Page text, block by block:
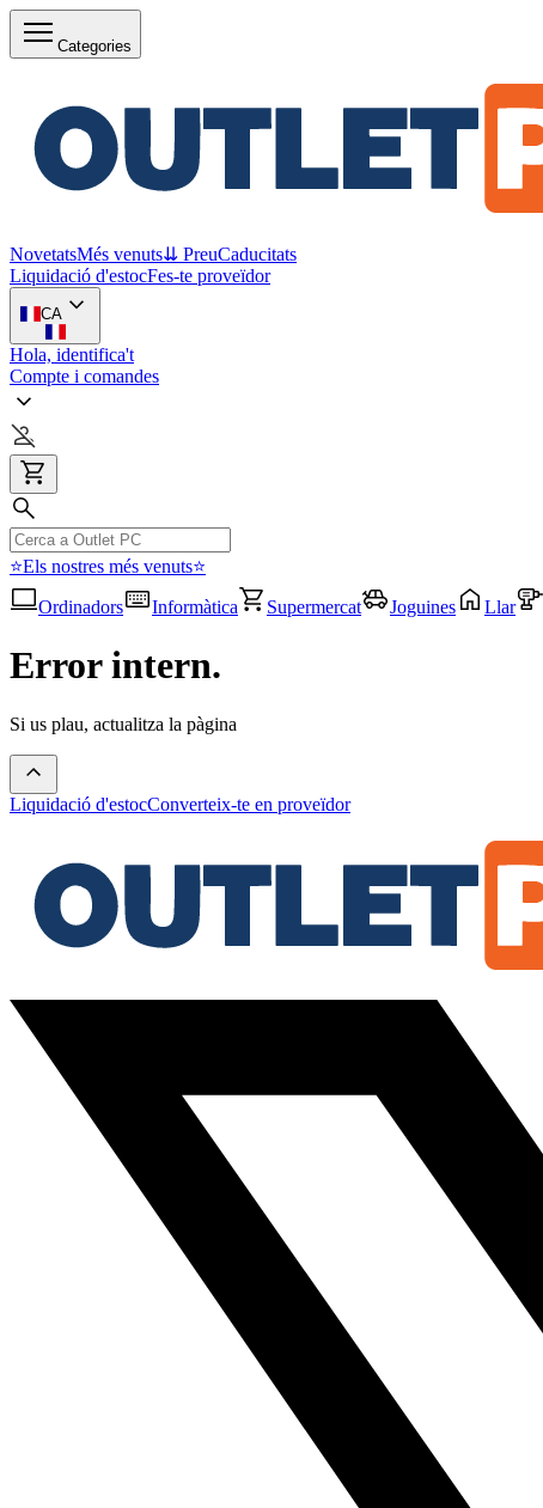
Categories
NovetatsMés venuts⇊ PreuCaducitats
Liquidació d'estocFes-te proveïdor
CA
Hola, identifica't
Compte i comandes
⭐Els nostres més venuts⭐
Ordinadors
Informàtica Supermercat Joguines Llar
Error intern.
Si us plau, actualitza la pàgina
Liquidació d'estocConverteix-te en proveïdor